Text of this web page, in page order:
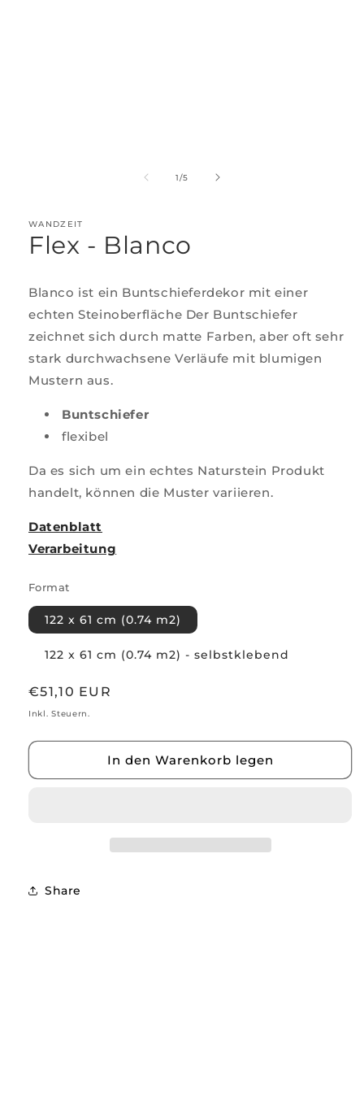
1/von
5
WANDZEIT
Flex - Blanco
Blanco ist ein Buntschieferdekor mit einer
echten Steinoberfläche Der Buntschiefer
zeichnet sich durch matte Farben, aber oft sehr
stark durchwachsene Verläufe mit blumigen
Mustern aus.
Buntschiefer
flexibel
Da es sich um ein echtes Naturstein Produkt
handelt, können die Muster variieren.
Datenblatt
Verarbeitung
Format
122 x 61 cm (0.74 m2)
122 x 61 cm (0.74 m2) - selbstklebend
Normaler
Preis
€51,10 EUR
Inkl. Steuern.
In den Warenkorb legen
Share